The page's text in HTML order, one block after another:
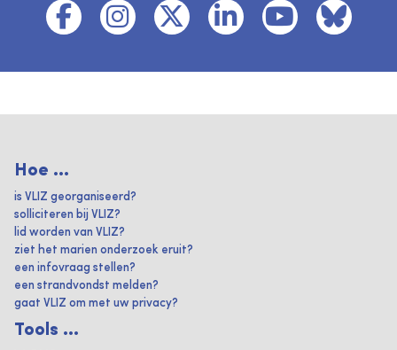
Hoe ...
is VLIZ georganiseerd?
solliciteren bij VLIZ?
lid worden van VLIZ?
ziet het marien onderzoek eruit?
een infovraag stellen?
een strandvondst melden?
gaat VLIZ om met uw privacy?
Tools ...